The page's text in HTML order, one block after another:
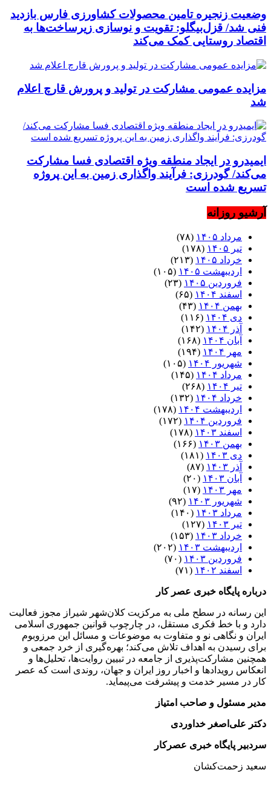
وضعیت زنجیره تامین محصولات کشاورزی فارس بازدید
فنی شد/ قزل‌بیگلو: تقویت و نوسازی زیرساخت‌ها به
اقتصاد روستایی کمک می‌کند
مزایده عمومی مشارکت در تولید و پرورش قارچ اعلام
شد
ایمیدرو در ایجاد منطقه ویژه اقتصادی فسا مشارکت
می‌کند/ گودرزی: فرآیند واگذاری زمین به این پروژه
تسریع شده است
آرشیو روزانه
مرداد ۱۴۰۵
(۷۸)
تیر ۱۴۰۵
(۱۷۸)
خرداد ۱۴۰۵
(۲۱۳)
اردیبهشت ۱۴۰۵
(۱۰۵)
فروردین ۱۴۰۵
(۲۳)
اسفند ۱۴۰۴
(۶۵)
بهمن ۱۴۰۴
(۴۳)
دی ۱۴۰۴
(۱۱۶)
آذر ۱۴۰۴
(۱۴۲)
آبان ۱۴۰۴
(۱۶۸)
مهر ۱۴۰۴
(۱۹۴)
شهریور ۱۴۰۴
(۱۰۵)
مرداد ۱۴۰۴
(۱۴۵)
تیر ۱۴۰۴
(۲۶۸)
خرداد ۱۴۰۴
(۱۳۲)
اردیبهشت ۱۴۰۴
(۱۷۸)
فروردین ۱۴۰۴
(۱۷۲)
اسفند ۱۴۰۳
(۱۷۸)
بهمن ۱۴۰۳
(۱۶۶)
دی ۱۴۰۳
(۱۸۱)
آذر ۱۴۰۳
(۸۷)
آبان ۱۴۰۳
(۲۰)
مهر ۱۴۰۳
(۱۷)
شهریور ۱۴۰۳
(۹۲)
مرداد ۱۴۰۳
(۱۴۰)
تیر ۱۴۰۳
(۱۲۷)
خرداد ۱۴۰۳
(۱۵۳)
اردیبهشت ۱۴۰۳
(۲۰۲)
فروردین ۱۴۰۳
(۷۰)
اسفند ۱۴۰۲
(۷۱)
درباره پایگاه خبری عصر کار
این رسانه در سطح ملی به مرکزیت کلان‌شهر شیراز مجوز فعالیت
دارد و با خط فکری مستقل، در چارچوب قوانین جمهوری اسلامی
ایران و نگاهی نو و متفاوت به موضوعات ‌و مسائل این مرزوبوم
برای رسیدن به اهداف تلاش می‌کند؛ بهره‌گیری از خرد جمعی و
همچنین مشارکت‌پذیری از جامعه در تبیین روایت‌ها، تحلیل‌ها و
انعکاس رویدادها و اخبار روز ایران و جهان، روندی است که عصر
کار در مسیر خدمت و پیشرفت می‌پیماید.
مدیر مسئول و صاحب امتیاز
دکتر علی‌اصغر خداوردی
سردبیر پایگاه خبری عصرکار
سعید زحمت‌کشان